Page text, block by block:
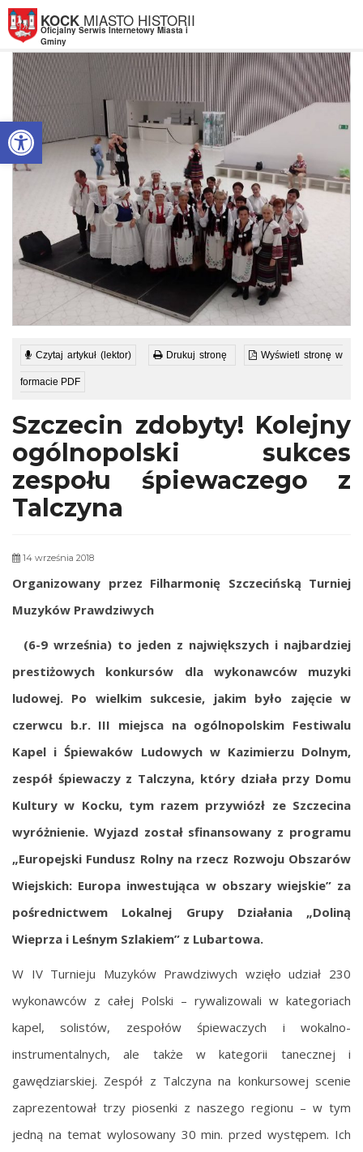
Otwórz pasek narzędzi
KOCK MIASTO HISTORII
Oficjalny Serwis Internetowy Miasta i
Gminy
Czytaj artykuł (lektor) Drukuj stronę Wyświetl stronę w
formacie PDF
Szczecin zdobyty! Kolejny
ogólnopolski sukces
zespołu śpiewaczego z
Talczyna
14 września 2018
Organizowany przez Filharmonię Szczecińską Turniej
Muzyków Prawdziwych
(6-9 września) to jeden z największych i najbardziej
prestiżowych konkursów dla wykonawców muzyki
ludowej. Po wielkim sukcesie, jakim było zajęcie w
czerwcu b.r. III miejsca na ogólnopolskim Festiwalu
Kapel i Śpiewaków Ludowych w Kazimierzu Dolnym,
zespół śpiewaczy z Talczyna, który działa przy Domu
Kultury w Kocku, tym razem przywiózł ze Szczecina
wyróżnienie. Wyjazd został sfinansowany z programu
„Europejski Fundusz Rolny na rzecz Rozwoju Obszarów
Wiejskich: Europa inwestująca w obszary wiejskie” za
pośrednictwem Lokalnej Grupy Działania „Doliną
Wieprza i Leśnym Szlakiem” z Lubartowa.
W IV Turnieju Muzyków Prawdziwych wzięło udział 230
wykonawców z całej Polski – rywalizowali w kategoriach
kapel, solistów, zespołów śpiewaczych i wokalno-
instrumentalnych, ale także w kategorii tanecznej i
gawędziarskiej. Zespół z Talczyna na konkursowej scenie
zaprezentował trzy piosenki z naszego regionu – w tym
jedną na temat wylosowany 30 min. przed występem. Ich